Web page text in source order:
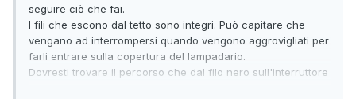
seguire ciò che fai.
I fili che escono dal tetto sono integri. Può capitare che
vengano ad interrompersi quando vengono aggrovigliati per
farli entrare sulla copertura del lampadario.
Dovresti trovare il percorso che dal filo nero sull'interruttore